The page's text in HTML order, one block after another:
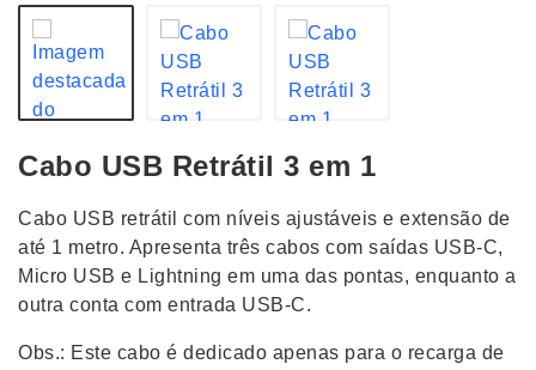
Cabo USB Retrátil 3 em 1
Cabo USB retrátil com níveis ajustáveis e extensão de
até 1 metro. Apresenta três cabos com saídas USB-C,
Micro USB e Lightning em uma das pontas, enquanto a
outra conta com entrada USB-C.
Obs.: Este cabo é dedicado apenas para o recarga de